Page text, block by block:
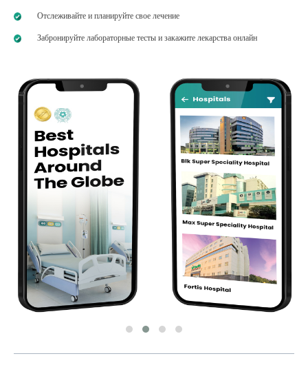
Отслеживайте и планируйте свое лечение
Забронируйте лабораторные тесты и закажите лекарства онлайн